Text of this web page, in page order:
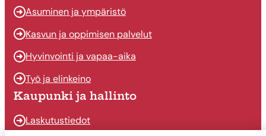
Asuminen ja ympäristö
Kasvun ja oppimisen palvelut
Hyvinvointi ja vapaa-aika
Työ ja elinkeino
Kaupunki ja hallinto
Laskutustiedot